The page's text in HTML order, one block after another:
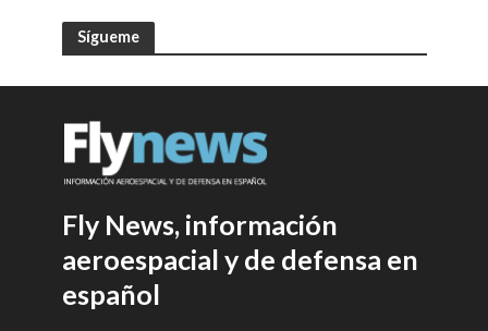
Sígueme
Fly News, información
aeroespacial y de defensa en
español